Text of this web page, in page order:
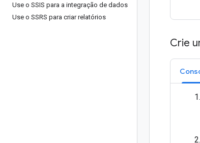
Use o SSIS para a integração de dados
Use o SSRS para criar relatórios
Crie